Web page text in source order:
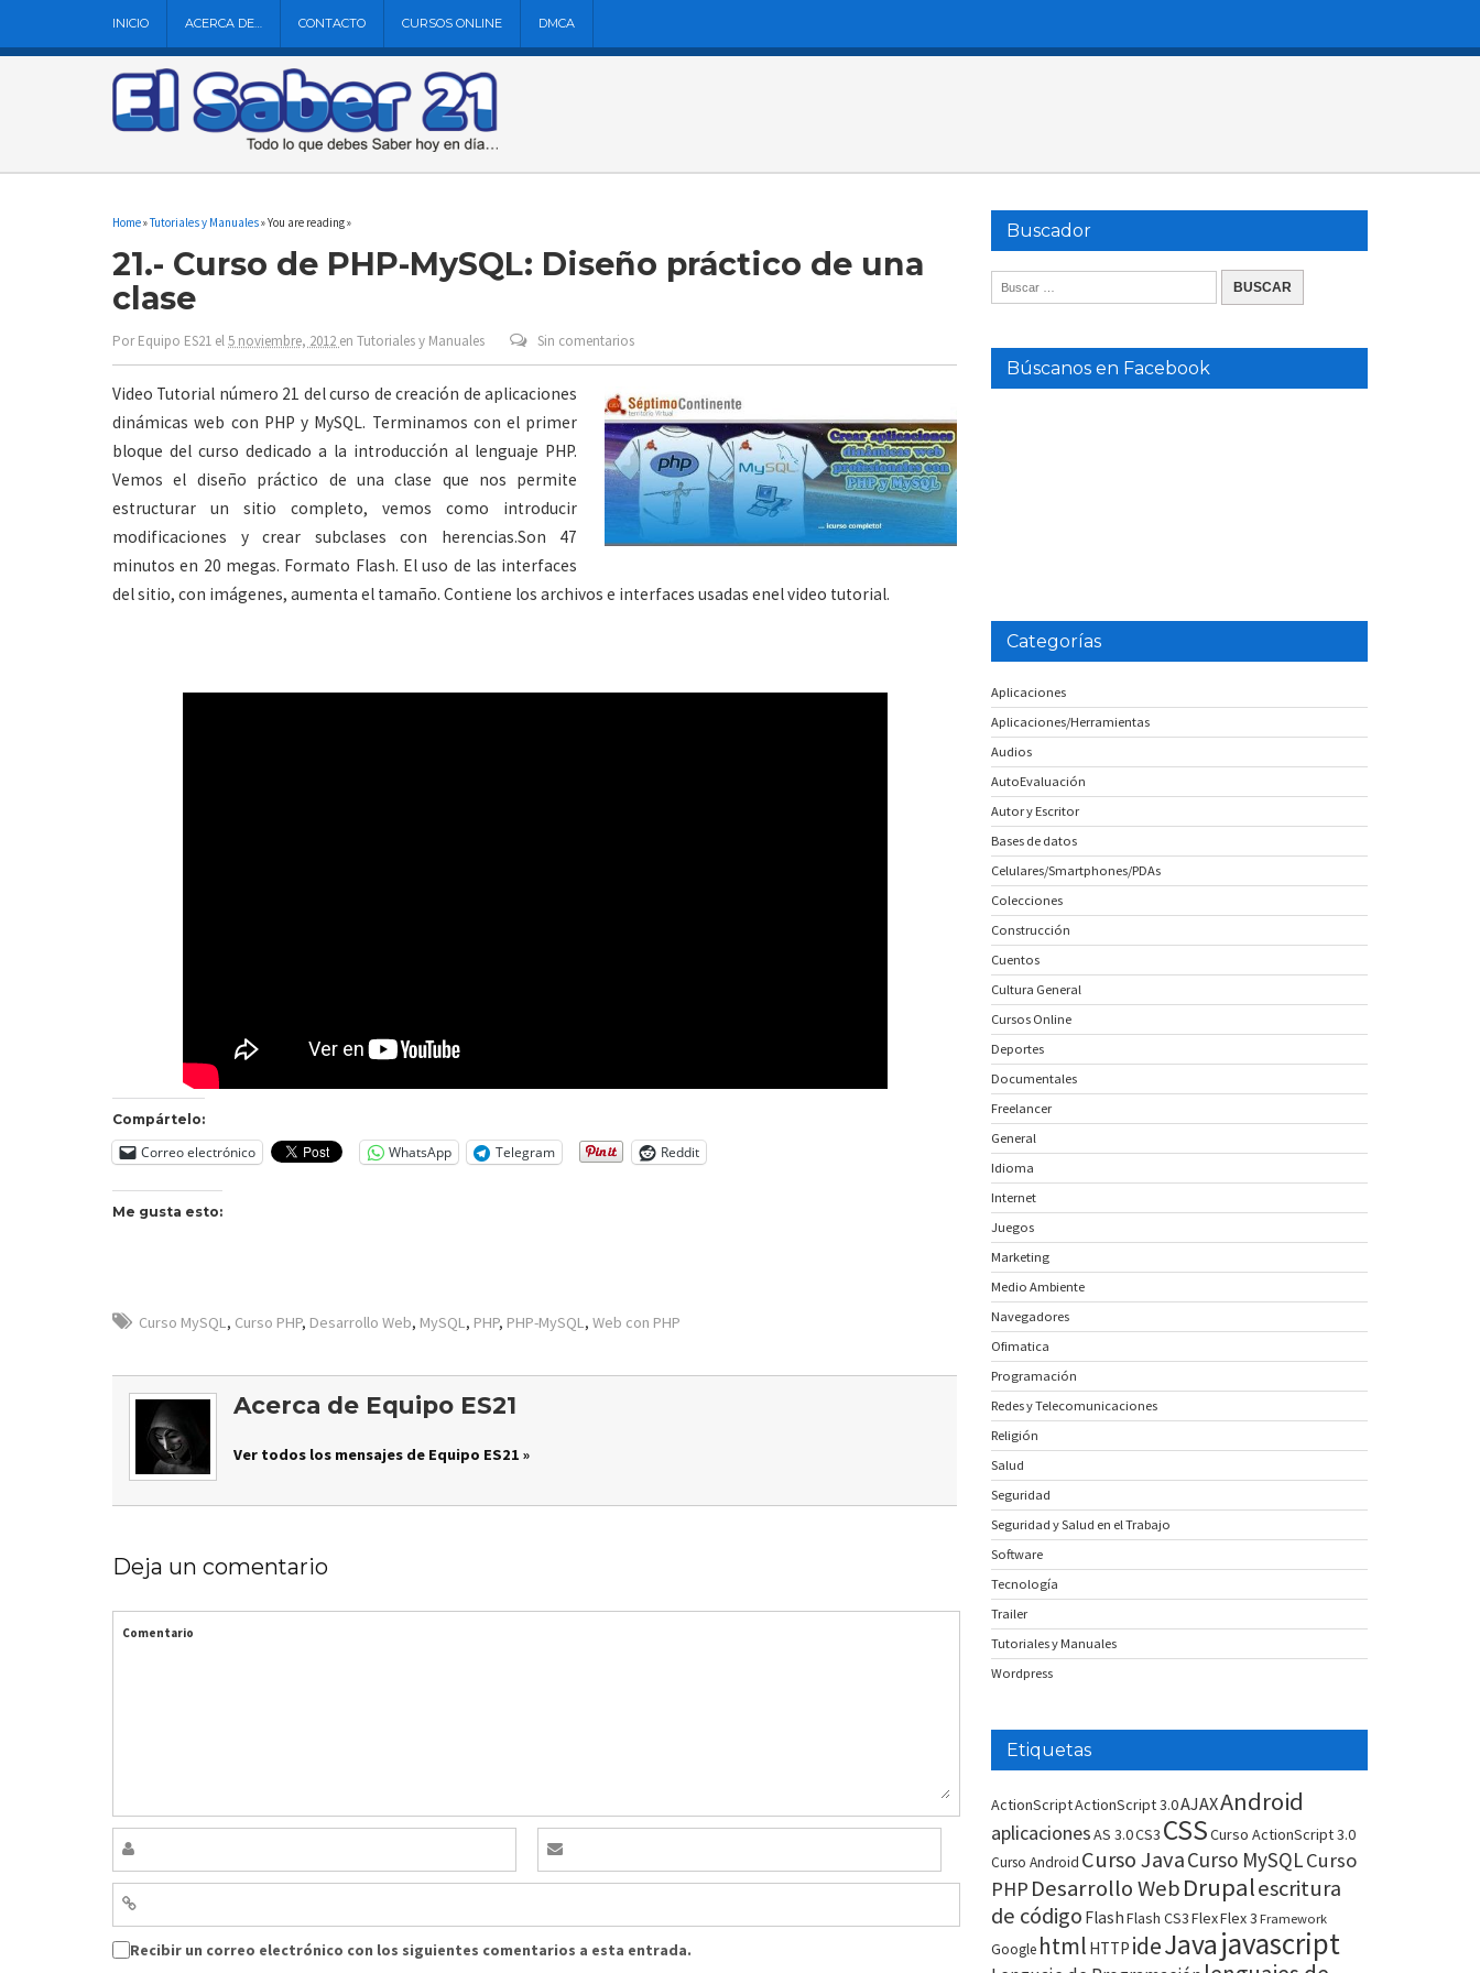
INICIO ACERCA DE… CONTACTO CURSOS ONLINE DMCA
Home»Tutoriales y Manuales» You are reading »
21.- Curso de PHP-MySQL: Diseño práctico de una
clase
PorEquipo ES21 el5 noviembre, 2012 en Tutoriales y Manuales Sin comentarios
Video Tutorial número 21 del curso de creación de aplicaciones
dinámicas web con PHP y MySQL. Terminamos con el primer
bloque del curso dedicado a la introducción al lenguaje PHP.
Vemos el diseño práctico de una clase que nos permite
estructurar un sitio completo, vemos como introducir
modificaciones y crear subclases con herencias.Son 47
minutos en 20 megas. Formato Flash. El uso de las interfaces
del sitio, con imágenes, aumenta el tamaño. Contiene los archivos e interfaces usadas enel video tutorial.
Compártelo:
Correo electrónico WhatsApp Telegram Reddit
Me gusta esto:
Curso MySQL, Curso PHP, Desarrollo Web, MySQL, PHP, PHP-MySQL, Web con PHP
Acerca de Equipo ES21
Ver todos los mensajes de Equipo ES21 »
Deja un comentario
Comentario
Recibir un correo electrónico con los siguientes comentarios a esta entrada.
Buscador
Búscanos en Facebook
Categorías
Aplicaciones
Aplicaciones/Herramientas
Audios
AutoEvaluación
Autor y Escritor
Bases de datos
Celulares/Smartphones/PDAs
Colecciones
Construcción
Cuentos
Cultura General
Cursos Online
Deportes
Documentales
Freelancer
General
Idioma
Internet
Juegos
Marketing
Medio Ambiente
Navegadores
Ofimatica
Programación
Redes y Telecomunicaciones
Religión
Salud
Seguridad
Seguridad y Salud en el Trabajo
Software
Tecnología
Trailer
Tutoriales y Manuales
Wordpress
Etiquetas
ActionScriptActionScript 3.0AJAXAndroid
aplicacionesAS 3.0CS3 CSSCurso ActionScript 3.0
Curso Android Curso JavaCurso MySQLCurso
PHP Desarrollo WebDrupalescritura
de código FlashFlash CS3FlexFlex 3 Framework
Google html HTTP ideJavajavascript